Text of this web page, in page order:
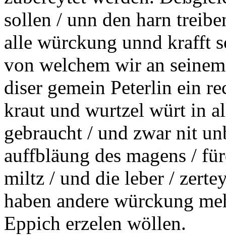
sollen / unn den harn
alle würckung unnd krafft
von welchem wir an
diser gemein Peterlin ein
kraut und wurtzel würt in
gebraucht / und zwar nit
auffbläung des magens /
miltz / und die leber /
haben andere würckung
Eppich erzelen wöllen.